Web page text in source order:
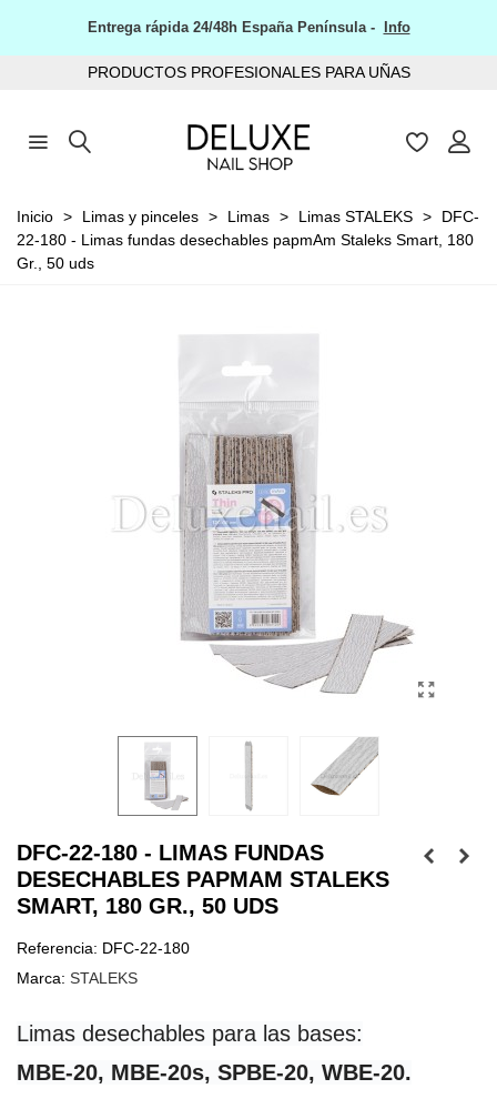
Entrega rápida 24/48h España Península - Info
PRODUCTOS PROFESIONALES PARA UÑAS
Inicio > Limas y pinceles > Limas > Limas STALEKS >
DFC-
22-180 - Limas fundas desechables papmAm Staleks Smart, 180
Gr., 50 uds
DFC-22-180 - LIMAS FUNDAS
DESECHABLES PAPMAM STALEKS
SMART, 180 GR., 50 UDS
Referencia: DFC-22-180
Marca: STALEKS
Limas desechables para las bases:
MBE-20, MBE-20s, SPBE-20, WBE-20.